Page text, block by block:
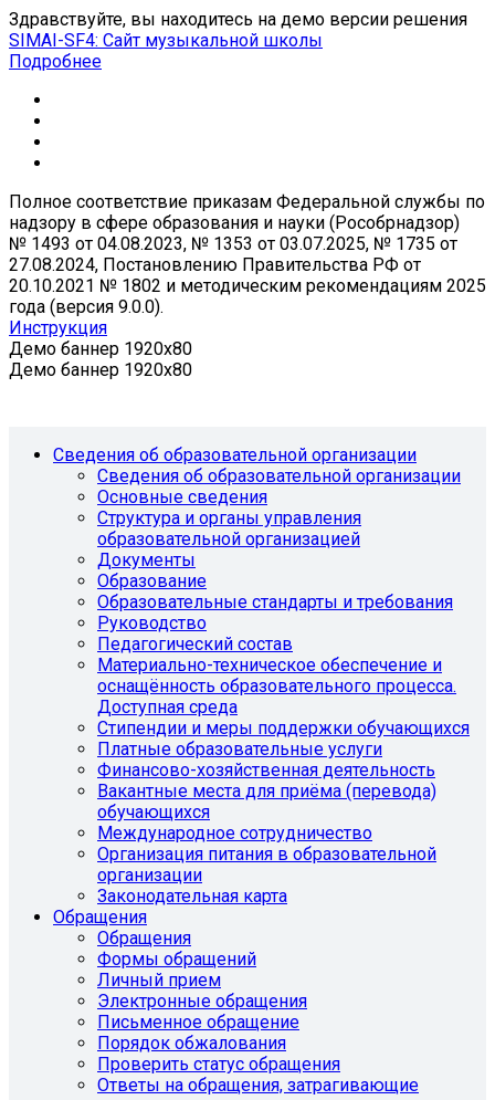
Здравствуйте, вы находитесь на демо версии решения
SIMAI-SF4: Сайт музыкальной школы
Подробнее
Полное соответствие приказам Федеральной службы по
надзору в сфере образования и науки (Рособрнадзор)
№ 1493 от 04.08.2023, № 1353 от 03.07.2025, № 1735 от
27.08.2024, Постановлению Правительства РФ от
20.10.2021 № 1802 и методическим рекомендациям 2025
года (версия 9.0.0).
Инструкция
Демо баннер 1920x80
Демо баннер 1920x80
Сведения об образовательной организации
Сведения об образовательной организации
Основные сведения
Структура и органы управления
образовательной организацией
Документы
Образование
Образовательные стандарты и требования
Руководство
Педагогический состав
Материально-техническое обеспечение и
оснащённость образовательного процесса.
Доступная среда
Стипендии и меры поддержки обучающихся
Платные образовательные услуги
Финансово-хозяйственная деятельность
Вакантные места для приёма (перевода)
обучающихся
Международное сотрудничество
Организация питания в образовательной
организации
Законодательная карта
Обращения
Обращения
Формы обращений
Личный прием
Электронные обращения
Письменное обращение
Порядок обжалования
Проверить статус обращения
Ответы на обращения, затрагивающие